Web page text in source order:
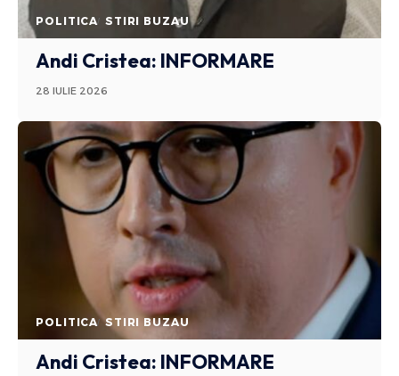
POLITICA STIRI BUZAU
Andi Cristea: INFORMARE
28 IULIE 2026
POLITICA STIRI BUZAU
Andi Cristea: INFORMARE